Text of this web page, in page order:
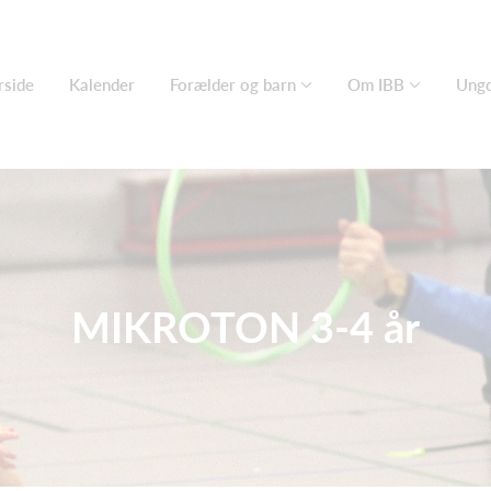
Kalender Forælder og barn Om IBB
MIKROTON 3-4 år